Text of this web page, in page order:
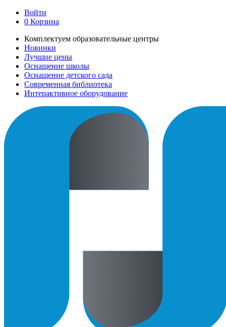
Войти
0 Корзина
Комплектуем образовательные центры
Новинки
Лучшие цены
Оснащение школы
Оснащение детского сада
Современная библиотека
Интерактивное оборудование